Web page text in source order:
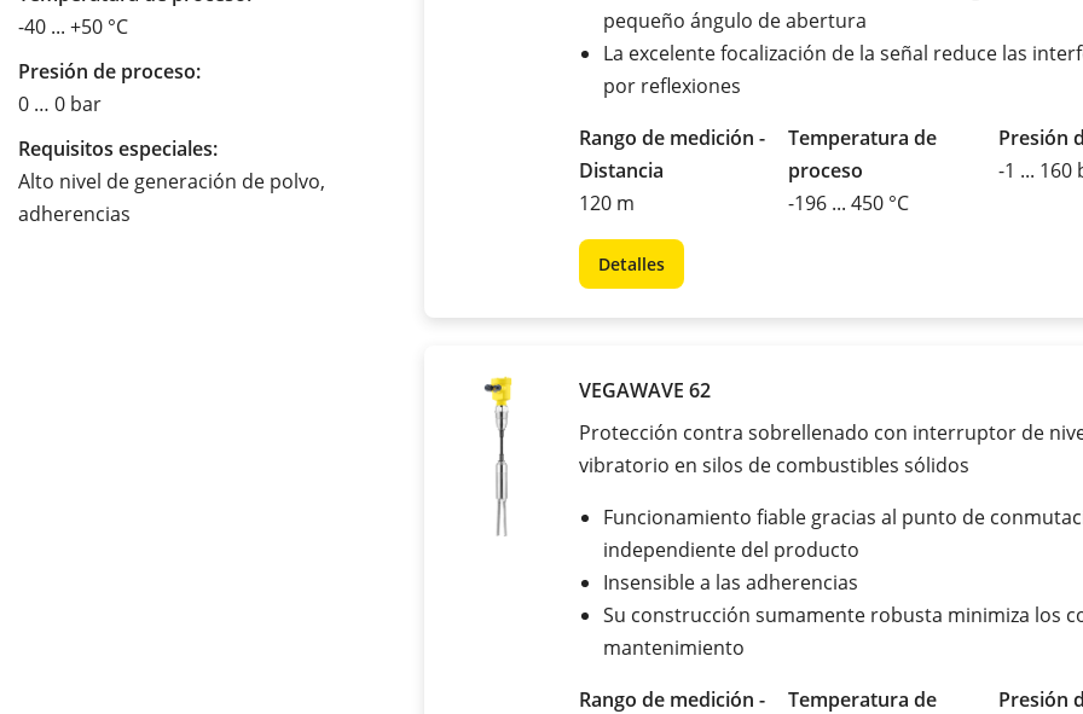
-40 ... +50 °C
Presión de proceso:
0 … 0 bar
Requisitos especiales:
Alto nivel de generación de polvo,
adherencias
pequeño ángulo de abertura
La excelente focalización de la señal reduce las
por reflexiones
Rango de medición -
Distancia
120 m
Temperatura de
proceso
-196 ... 450 °C
Presión
-1 ... 160
Detalles
VEGAWAVE 62
Protección contra sobrellenado con interruptor de
vibratorio en silos de combustibles sólidos
Funcionamiento fiable gracias al punto de
independiente del producto
Insensible a las adherencias
Su construcción sumamente robusta minimiza los
mantenimiento
Rango de medición -
Temperatura de
Presión